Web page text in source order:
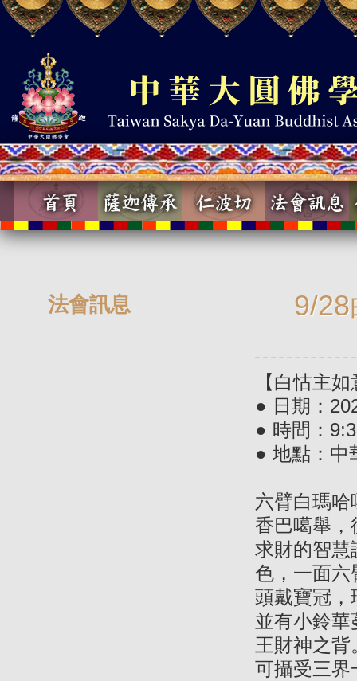
法會訊息 9/
【白怙主
● 日期：
● 時間：
● 地點：中
六臂白瑪哈
香巴噶舉，
求財的智慧
色，一面六
頭戴寶冠，
並有小鈴華
王財神之背
可攝受三界